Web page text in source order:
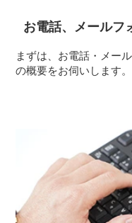
お電話、メールフ
まずは、お電話・メー
の概要をお伺いします。